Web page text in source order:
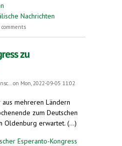
Nachrichten
2022: 26. Juli
zu
on Mon, 2022-09-05 11:02
mehreren Ländern
zum Deutschen
Oldenburg erwartet. (...)
Esperanto-Kongress